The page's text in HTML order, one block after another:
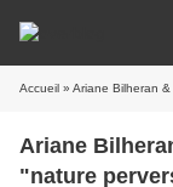
Accueil » Ariane Bilheran & J-
Ariane
"nature